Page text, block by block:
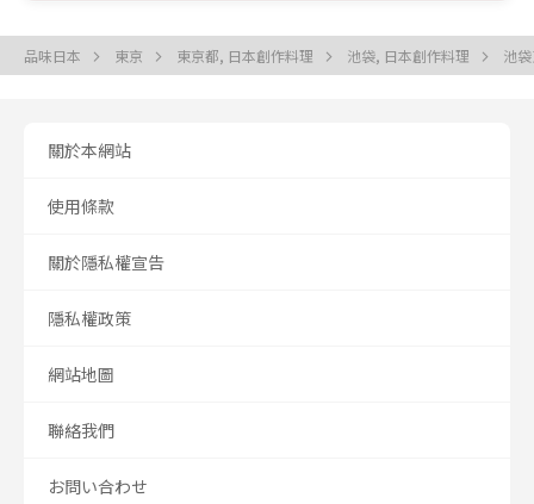
品味日本 東京 東京都, 日本創作料理 池袋, 日本創作料理 池
關於本網站
使用條款
關於隱私權宣告
隱私權政策
網站地圖
聯絡我們
お問い合わせ